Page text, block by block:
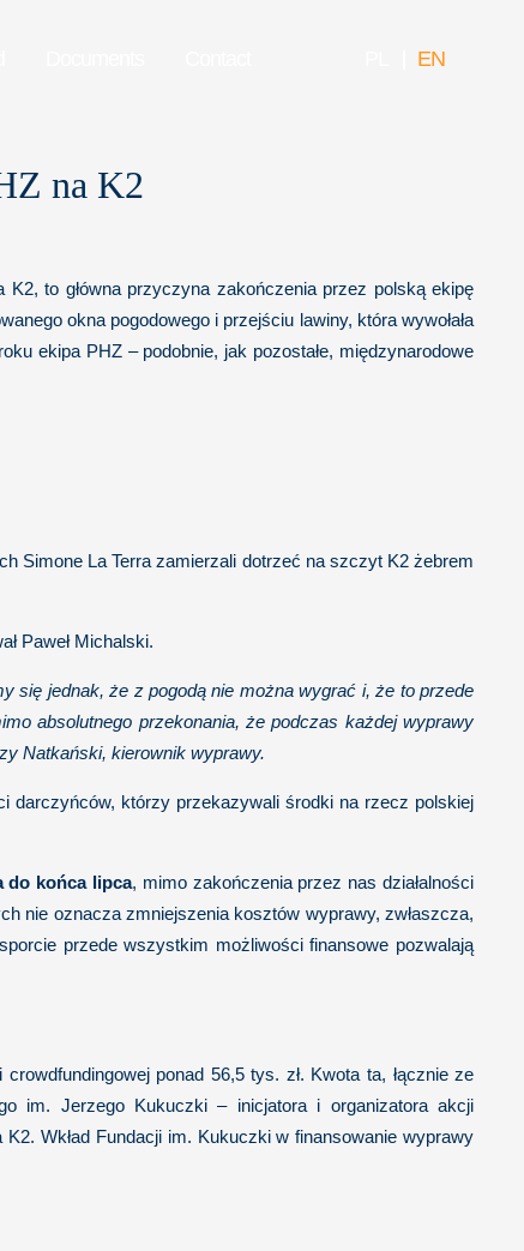
EN
na K2
to główna przyczyna zakończenia przez polską ekipę
okna pogodowego i przejściu lawiny, która wywołała
ekipa PHZ – podobnie, jak pozostałe, międzynarodowe
Simone La Terra zamierzali dotrzeć na szczyt K2 żebrem
Paweł Michalski.
się jednak, że z pogodą nie można wygrać i, że to przede
absolutnego przekonania, że podczas każdej wyprawy
Natkański, kierownik wyprawy.
darczyńców, którzy przekazywali środki na rzecz polskiej
do końca lipca, mimo zakończenia przez nas działalności
nie oznacza zmniejszenia kosztów wyprawy, zwłaszcza,
przede wszystkim możliwości finansowe pozwalają
ponad 56,5 tys. zł. Kwota ta, łącznie ze
im. Jerzego Kukuczki – inicjatora i organizatora akcji
Wkład Fundacji im. Kukuczki w finansowanie wyprawy